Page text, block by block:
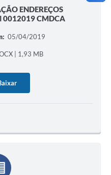
ENDEREÇOS
0012019 CMDCA
05/04/2019
| 1,93 MB